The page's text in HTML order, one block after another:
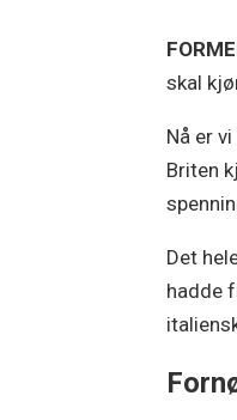
skal
Nå er
Briten
Det
hadde